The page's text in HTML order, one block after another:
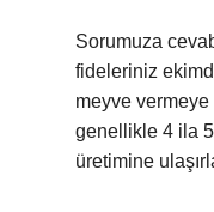
Sorumuza
fideleriniz
meyve vermeye
genellikle 4 ila
üretimine